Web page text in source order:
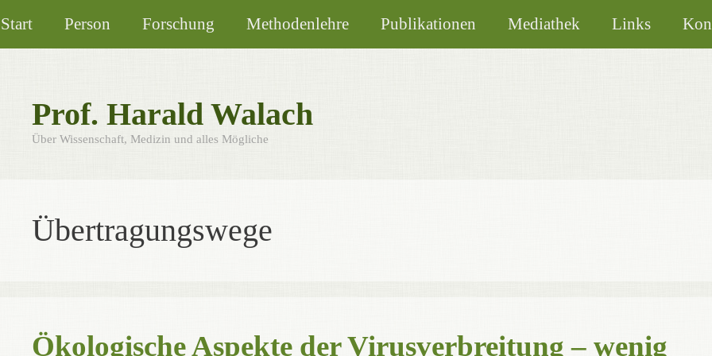
Inhalt
springen
Start Person Forschung Methodenlehre Publikationen Mediathek Links
Prof. Harald Walach
Über Wissenschaft, Medizin und alles Mögliche
Übertragungswege
Ökologische Aspekte der Virusverbreitung – wenig